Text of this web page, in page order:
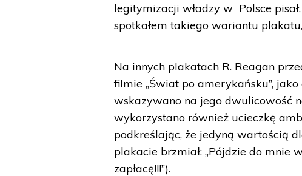
legitymizacji władzy w Polsce
spotkałem takiego wariantu
Na innych plakatach R. Reagan
filmie „Świat po amerykańsku”,
wskazywano na jego dwulicowość
wykorzystano również ucieczkę
podkreślając, że jedyną wartością
plakacie brzmiał: „Pójdzie do
zapłacę!!!”).